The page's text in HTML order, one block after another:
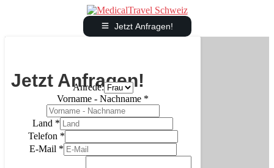
Jetzt Anfragen!
Jetzt Anfragen!
Anrede:
Vorname - Nachname *
Land *
Telefon *
E-Mail *